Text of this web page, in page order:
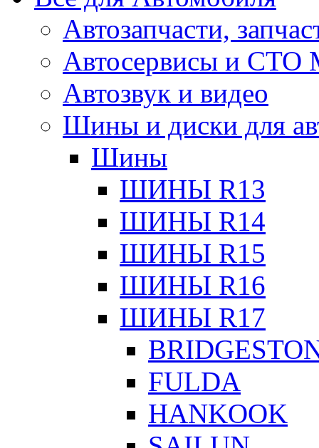
Автозапчасти,
Автосервисы и СТО
Автозвук и видео
Шины и диски для
Шины
ШИНЫ R13
ШИНЫ R14
ШИНЫ R15
ШИНЫ R16
ШИНЫ R17
FULDA
HANKOOK